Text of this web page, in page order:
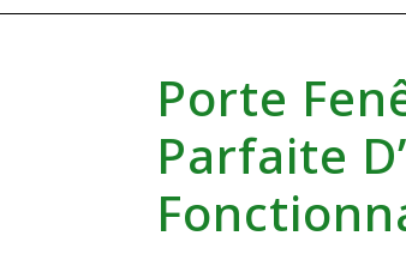
Porte
Parfaite